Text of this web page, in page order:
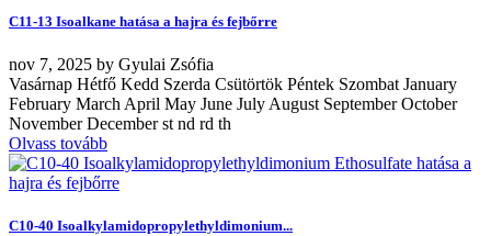
C11-13 Isoalkane hatása a hajra és fejbőrre
nov 7, 2025 by Gyulai Zsófia
Vasárnap Hétfő Kedd Szerda Csütörtök Péntek Szombat January
February March April May June July August September October
November December st nd rd th
Olvass tovább
C10-40 Isoalkylamidopropylethyldimonium...